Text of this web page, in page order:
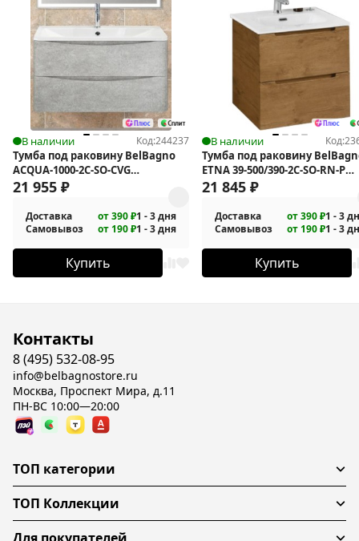
В наличии Код:244237
Тумба под раковину BelBagno
ACQUA-1000-2C-SO-CVG
подвесная
21 955 ₽
Доставка от 390 ₽1 - 3 дня
Самовывоз
от 190 ₽1 - 3 дня
Купить
В наличии Код:
Тумба под раковину
ETNA 39-500/390-2C-SO-RN-P
подвесная
21 845 ₽
Доставка от 390 ₽1 - 3
Самовывоз
от 190 ₽1 - 3
Купить
Контакты
8 (495) 532-08-95
info@belbagnostore.ru
Москва, Проспект Мира, д.11
ПН-ВС 10:00—20:00
ТОП категории
ТОП Коллекции